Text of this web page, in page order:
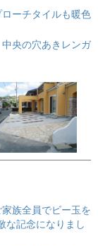
ーチタイルも暖色
央の穴あきレンガ
族全員でビー玉を
な記念になりまし